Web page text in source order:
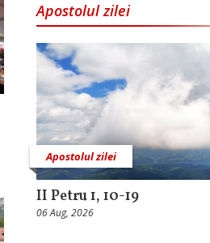
Apostolul zilei
Apostolul zilei
II Petru 1, 10-19
06 Aug, 2026